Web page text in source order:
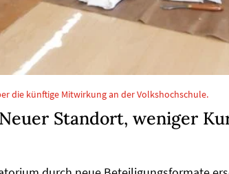
die künftige Mitwirkung an der Volkshochschule.
Standort, weniger